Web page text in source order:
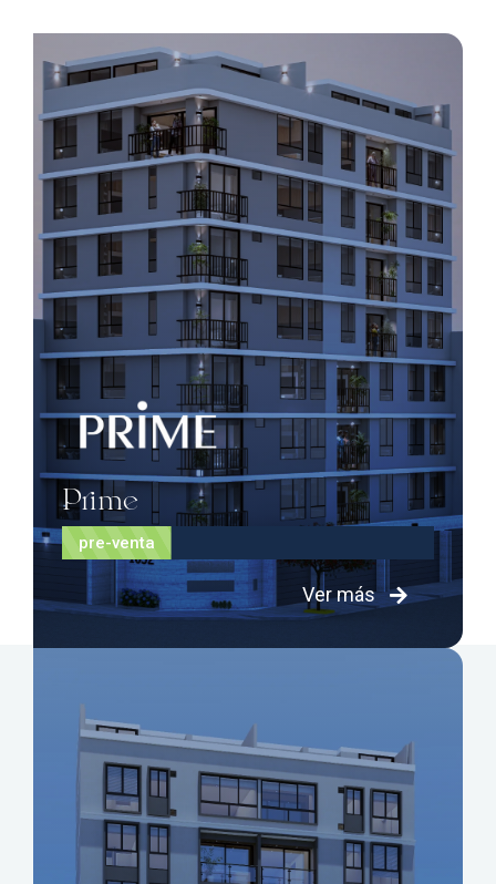
Es hora de vivir en tu Prime
Prime
pre-venta
Ver más